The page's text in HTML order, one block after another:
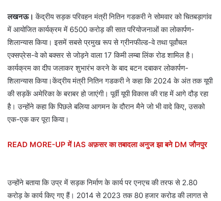
लखनऊ। केंद्रीय सड़क परिवहन मंत्री नितिन गडकरी ने सोमवार को चितबड़ागांव
में आयोजित कार्यक्रम में 6500 करोड़ की सात परियोजनाओं का लोकार्पण-
शिलान्यास किया। इसमें सबसे प्रमुख रूप से ग्रीनफील्ड-वे तथा पूर्वांचल
एक्सप्रेस-वे को बक्सर से जोड़ने वाला 17 किमी लम्बा लिंक रोड शामिल है।
कार्यक्रम का दीप जलाकर शुभारंभ करने के बाद बटन दबाकर लोकार्पण-
शिलान्यास किया।केंद्रीय मंत्री नितिन गडकरी ने कहा कि 2024 के अंत तक यूपी
की सड़कें अमेरिका के बराबर हो जाएंगी। पूर्वी यूपी विकास की राह में आगे दौड़ रहा
है। उन्होंने कहा कि पिछले बलिया आगमन के दौरान मैने जो भी वादे किए, उसको
एक-एक कर पूरा किया।
READ MORE-UP में IAS अफ़सर का तबादला अनुज झा बने DM जौनपुर
उन्होंने बताया कि उप्र में सड़क निर्माण के कार्य पर एनएच की तरफ से 2.80
करोड़ के कार्य किए गए हैं। 2014 से 2023 तक 80 हजार करोड की लागत से